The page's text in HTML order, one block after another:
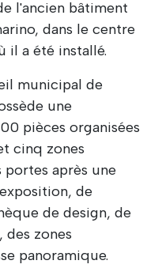
l'ancien bâtiment
dans le centre
il a été installé.
municipal de
une
pièces organisées
cinq zones
portes après une
de
de design, de
zones
panoramique.